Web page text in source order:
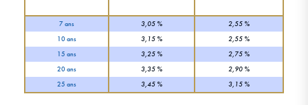
7 ans 3,05 %
2,55 %
10 ans
3,15 %
2,55 %
15 ans
3,25 %
2,75 %
20 ans
3,35 %
2,90 %
25 ans
3,45 % 3,15 %